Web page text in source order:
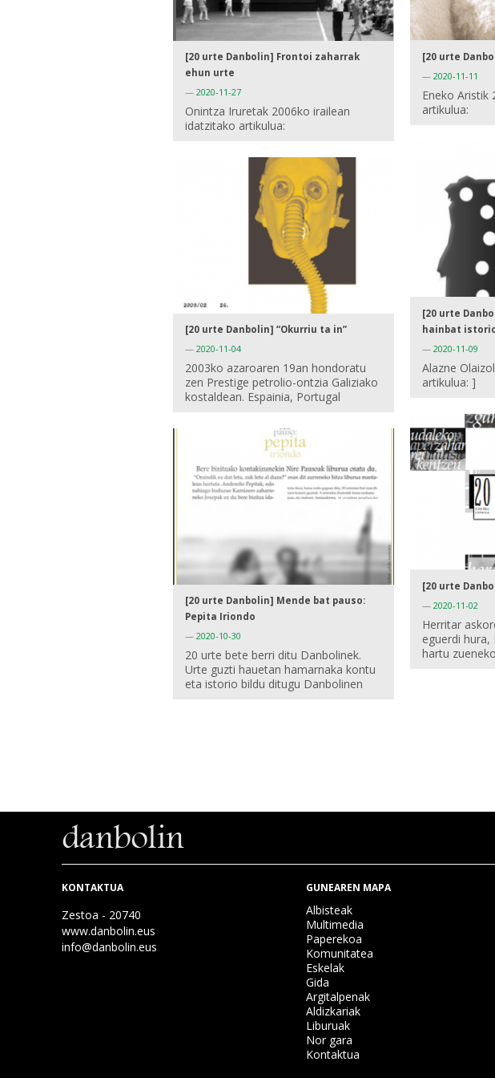
[20 urte Danbolin] Frontoi zaharrak
ehun urte
— 2020-11-27
Onintza Iruretak 2006ko irailean
idatzitako artikulua:
[20 urte
— 2020-11-11
Eneko Aristik
artikulua:
[20 urte
hainbat
— 2020-11-09
Alazne
artikulua: ]
[20 urte Danbolin] “Okurriu ta in”
— 2020-11-04
2003ko azaroaren 19an hondoratu
zen Prestige petrolio-ontzia Galiziako
kostaldean. Espainia, Portugal
[20 urte
— 2020-11-02
Herritar
eguerdi hura,
hartu
[20 urte Danbolin] Mende bat pauso:
Pepita Iriondo
— 2020-10-30
20 urte bete berri ditu Danbolinek.
Urte guzti hauetan hamarnaka kontu
eta istorio bildu ditugu Danbolinen
KONTAKTUA
Zestoa - 20740
www.danbolin.eus
info@danbolin.eus
GUNEAREN MAPA
Albisteak
Multimedia
Paperekoa
Komunitatea
Eskelak
Gida
Argitalpenak
Aldizkariak
Liburuak
Nor gara
Kontaktua